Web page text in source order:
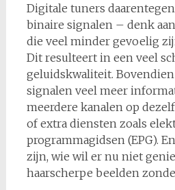
Digitale tuners
binaire signalen – denk
die veel minder gevoelig
Dit resulteert in een veel
geluidskwaliteit.
signalen veel meer
meerdere kanalen op
of extra diensten zoals
programmagidsen (EPG).
zijn, wie wil er nu niet
haarscherpe beelden